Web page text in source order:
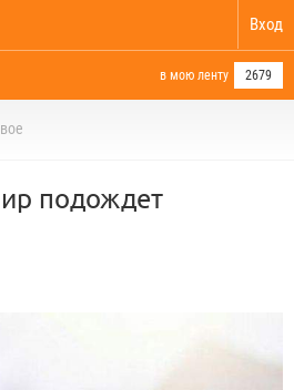
Вход
в мою ленту 2679
подождет